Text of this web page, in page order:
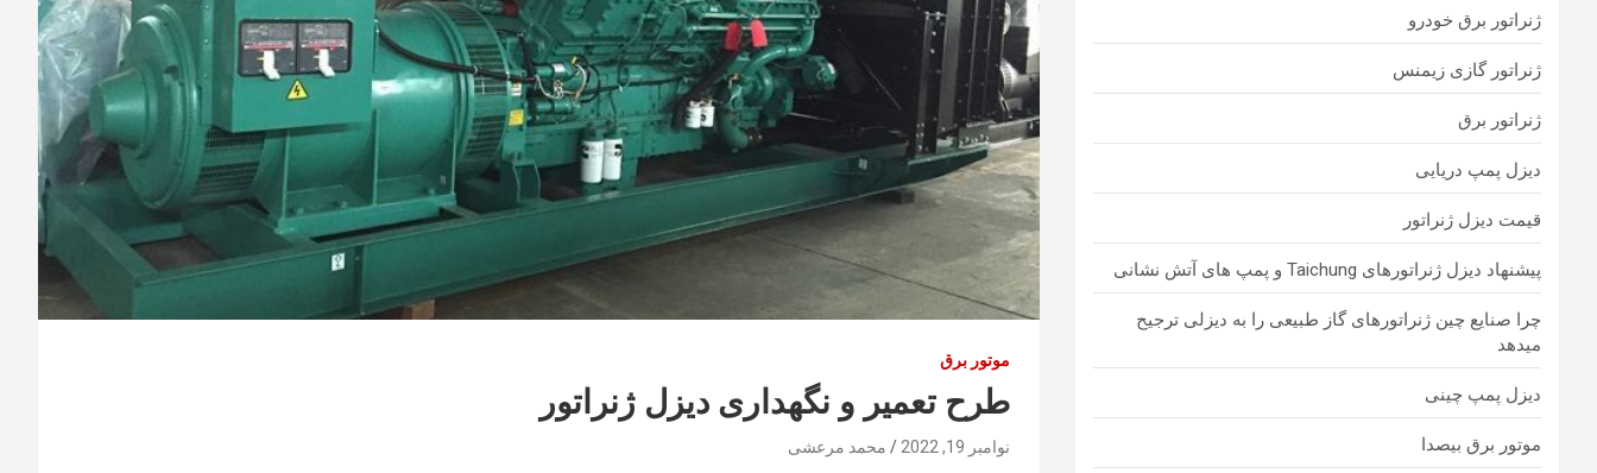
موتور برق
طرح تعمیر و نگهداری دیزل ژنراتور
نوامبر 19, 2022 محمد مرعشی
ژنراتور برق خودرو
ژنراتور گازی زیمنس
ژنراتور برق
دیزل پمپ دریایی
قیمت دیزل ژنراتور
پیشنهاد دیزل ژنراتورهای Taichung و پمپ های آتش نشانی
چرا صنایع چین ژنراتورهای گاز طبیعی را به دیزلی ترجیح
میدهد
دیزل پمپ چینی
موتور برق بیصدا